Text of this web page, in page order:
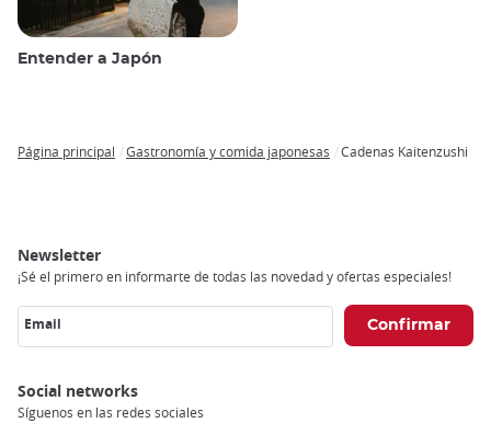
Entender a Japón
Página principal Gastronomía y comida japonesas Cadenas Kaitenzushi
Newsletter
¡Sé el primero en informarte de todas las novedad y ofertas especiales!
Email
Social networks
Síguenos en las redes sociales